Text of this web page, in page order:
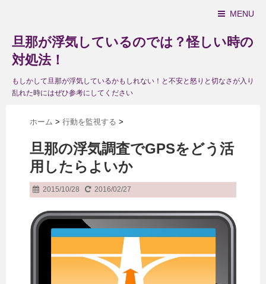
MENU
旦那が浮気しているのでは？怪しい時の
対処法！
もしかして旦那が浮気しているかもしれない！と不安と怒りと切なさが入り
乱れた時にはぜひ参考にしてください
ホーム > 行動を監視する >
旦那の浮気調査でGPSをどう活
用したらよいか
2015/10/28 2016/02/27